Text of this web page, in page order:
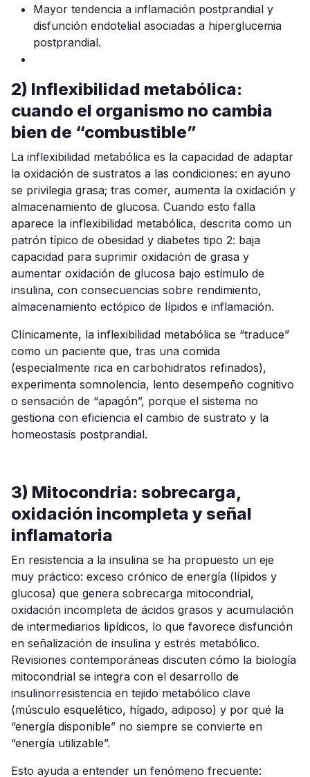
Mayor tendencia a inflamación postprandial y
disfunción endotelial asociadas a hiperglucemia
postprandial.
2) Inflexibilidad metabólica:
cuando el organismo no cambia
bien de “combustible”
La inflexibilidad metabólica es la capacidad de adaptar
la oxidación de sustratos a las condiciones: en ayuno
se privilegia grasa; tras comer, aumenta la oxidación y
almacenamiento de glucosa. Cuando esto falla
aparece la inflexibilidad metabólica, descrita como un
patrón típico de obesidad y diabetes tipo 2: baja
capacidad para suprimir oxidación de grasa y
aumentar oxidación de glucosa bajo estímulo de
insulina, con consecuencias sobre rendimiento,
almacenamiento ectópico de lípidos e inflamación.
Clínicamente, la inflexibilidad metabólica se “traduce”
como un paciente que, tras una comida
(especialmente rica en carbohidratos refinados),
experimenta somnolencia, lento desempeño cognitivo
o sensación de “apagón”, porque el sistema no
gestiona con eficiencia el cambio de sustrato y la
homeostasis postprandial.
3) Mitocondria: sobrecarga,
oxidación incompleta y señal
inflamatoria
En resistencia a la insulina se ha propuesto un eje
muy práctico: exceso crónico de energía (lípidos y
glucosa) que genera sobrecarga mitocondrial,
oxidación incompleta de ácidos grasos y acumulación
de intermediarios lipídicos, lo que favorece disfunción
en señalización de insulina y estrés metabólico.
Revisiones contemporáneas discuten cómo la biología
mitocondrial se integra con el desarrollo de
insulinorresistencia en tejido metabólico clave
(músculo esquelético, hígado, adiposo) y por qué la
“energía disponible” no siempre se convierte en
“energía utilizable”.
Esto ayuda a entender un fenómeno frecuente: